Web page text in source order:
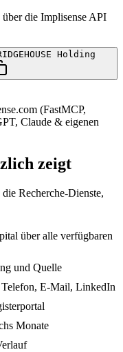
die Implisense API
Holding
(FastMCP,
Claude & eigenen
zeigt
Recherche-Dienste,
über alle verfügbaren
und Quelle
E-Mail, LinkedIn
Monate